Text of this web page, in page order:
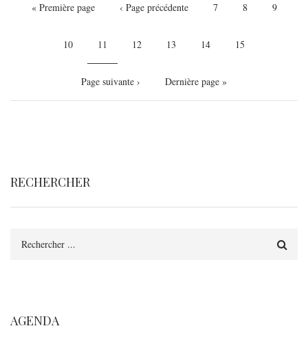
Première
« Première page Page
précédente
‹ Page précédente Page
7 Page
8 Page
9
Page
10 Page
11 Page
12 Page
13 Page
14 Page
15
Page
suivante
Page suivante › Dernière
Dernière page »
RECHERCHER
AGENDA